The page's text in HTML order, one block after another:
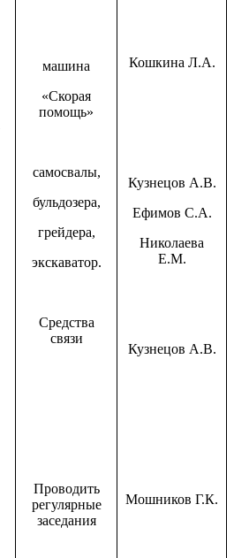
машина
«Скорая
помощь»
самосвалы,
бульдозера,
грейдера,
экскаватор.
Средства
связи
Проводить
регулярные
заседания
Кошкина Л.А.
Кузнецов А.В.
Ефимов С.А.
Николаева
Е.М.
Кузнецов А.В.
Мошников Г.К.